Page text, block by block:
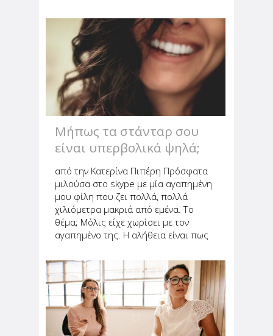
δεδομένα της ζωής του, νιώθοντας
έτσι ότι δεν έχει τον έλεγχο και
βιώνοντας την αβεβαιότητα...
Μήπως τα στάνταρ σου
είναι υπερβολικά ψηλά;
από την Κατερίνα Πιπέρη Πρόσφατα
μιλούσα στο skype με μία αγαπημένη
μου φίλη που ζει πολλά, πολλά
χιλιόμετρα μακριά από εμένα. Το
θέμα; Μόλις είχε χωρίσει με τον
αγαπημένο της. Η αλήθεια είναι πως
την τελευταία φορά που μιλήσαμε
ήταν και οι δύο τους τρελά...